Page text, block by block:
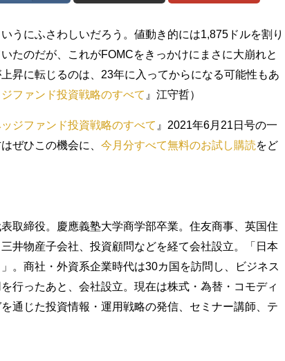
うにふさわしいだろう。値動き的には1,875ドルを割り
たのだが、これがFOMCをきっかけにまさに大崩れと
昇に転じるのは、23年に入ってからになる可能性もあ
ファンド投資戦略のすべて 』江守哲）
ジファンド投資戦略のすべて 』2021年6月21日号の一
ぜひこの機会に、 今月分すべて無料のお試し購読をど
取締役。慶應義塾大学商学部卒業。住友商事、英国住
井物産子会社、投資顧問などを経て会社設立。「日本
。商社・外資系企業時代は30カ国を訪問し、ビジネス
行ったあと、会社設立。現在は株式・為替・コモディ
通じた投資情報・運用戦略の発信、セミナー講師、テ